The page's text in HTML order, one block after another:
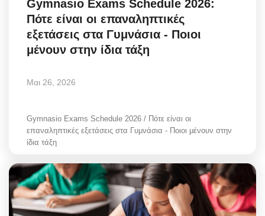
Gymnasio Exams Schedule 2026:
Πότε είναι οι επαναληπτικές
εξετάσεις στα Γυμνάσια - Ποιοι
μένουν στην ίδια τάξη
Μαι 26, 2026
Gymnasio Exams Schedule 2026 / Πότε είναι οι
επαναληπτικές εξετάσεις στα Γυμνάσια - Ποιοι μένουν στην
ίδια τάξη